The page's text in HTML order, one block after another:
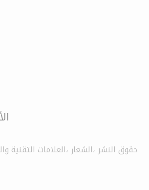
حقوق النشر ،الشعار ،العلامات التقنية